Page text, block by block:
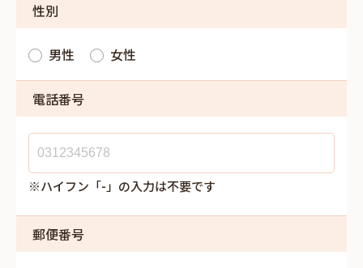
性別
男性 女性
電話番号
※ハイフン「-」の入力は不要です
郵便番号